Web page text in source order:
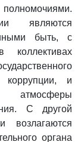
полномочиями.
являются
быть, с
и
атмосферы
С другой
возлагаются
органа